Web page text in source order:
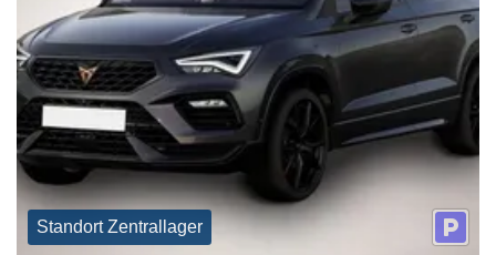
Standort Zentrallager